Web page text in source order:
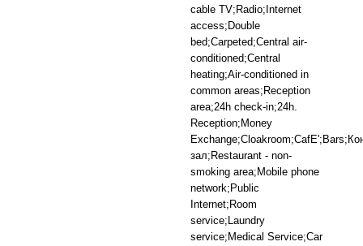
cable TV;Radio;Internet
access;Double
bed;Carpeted;Central air-
conditioned;Central
heating;Air-conditioned in
common areas;Reception
area;24h check-in;24h.
Reception;Money
зал;Restaurant - non-
smoking area;Mobile phone
network;Public
Internet;Room
service;Laundry
service;Medical Service;Car